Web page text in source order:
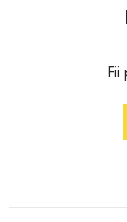
Fii